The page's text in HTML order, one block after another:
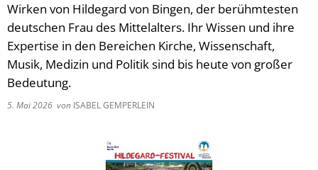
Wirken von Hildegard von Bingen, der berühmtesten
deutschen Frau des Mittelalters. Ihr Wissen und ihre
Expertise in den Bereichen Kirche, Wissenschaft,
Musik, Medizin und Politik sind bis heute von großer
Bedeutung.
5. Mai 2026 von ISABEL GEMPERLEIN